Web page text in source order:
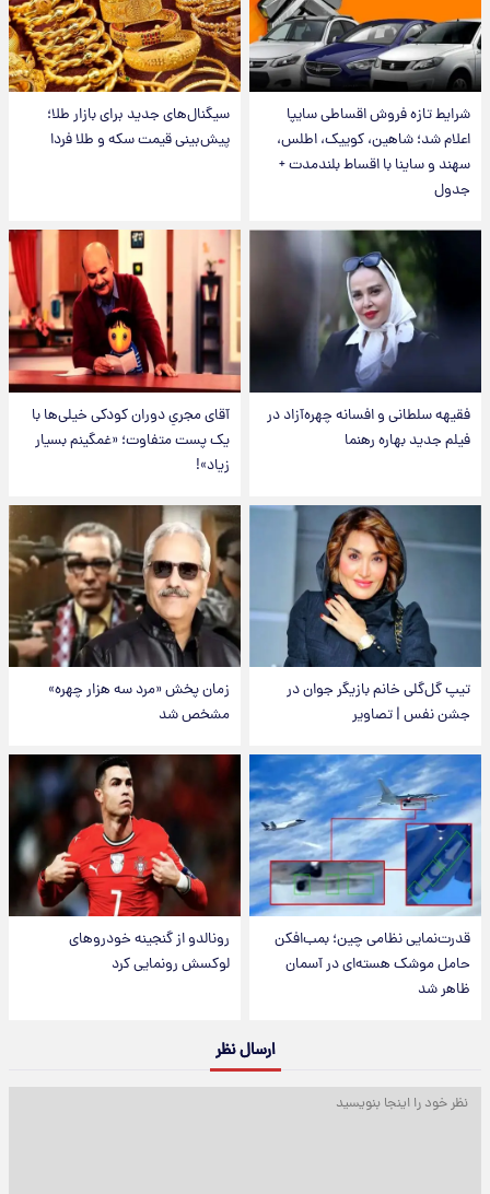
شرایط تازه فروش اقساطی سایپا
اعلام شد؛ شاهین، کوییک، اطلس،
سهند و ساینا با اقساط بلندمدت +
جدول
سیگنال‌های جدید برای بازار طلا؛
پیش‌بینی قیمت سکه و طلا فردا
فقیهه سلطانی و افسانه چهره‌آزاد در
فیلم جدید بهاره رهنما
آقای مجریِ دوران کودکی خیلی‌ها با
یک پست متفاوت؛ «غمگینم بسیار
زیاد»!
تیپ گل‌گلی خانم بازیگر جوان در
جشن نفس | تصاویر
زمان پخش «مرد سه هزار چهره»
مشخص شد
قدرت‌نمایی نظامی چین؛ بمب‌افکن
حامل موشک هسته‌ای در آسمان
ظاهر شد
رونالدو از گنجینه خودروهای
لوکسش رونمایی کرد
ارسال نظر